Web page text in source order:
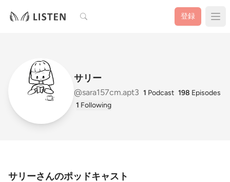
検索 登録
サリー
@sara157cm.apt3 1 Podcast 198 Episodes
1 Following
サリーさんのポッドキャスト